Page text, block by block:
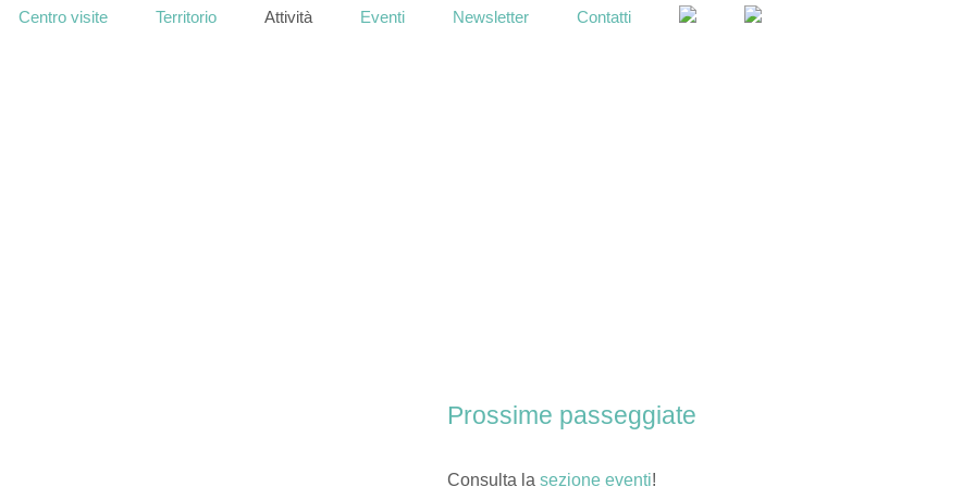
Centro visite Territorio Attività Eventi Newsletter Contatti
Prossime passeggiate
Consulta la sezione eventi!